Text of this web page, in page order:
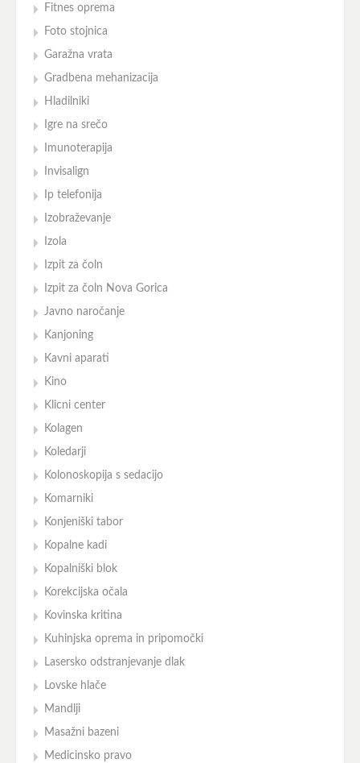
Fitnes oprema
Foto stojnica
Garažna vrata
Gradbena mehanizacija
Hladilniki
Igre na srečo
Imunoterapija
Invisalign
Ip telefonija
Izobraževanje
Izola
Izpit za čoln
Izpit za čoln Nova Gorica
Javno naročanje
Kanjoning
Kavni aparati
Kino
Klicni center
Kolagen
Koledarji
Kolonoskopija s sedacijo
Komarniki
Konjeniški tabor
Kopalne kadi
Kopalniški blok
Korekcijska očala
Kovinska kritina
Kuhinjska oprema in pripomočki
Lasersko odstranjevanje dlak
Lovske hlače
Mandlji
Masažni bazeni
Medicinsko pravo